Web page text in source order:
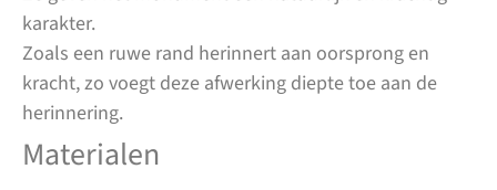
karakter.
Zoals een ruwe rand herinnert aan oorsprong en
kracht, zo voegt deze afwerking diepte toe aan de
herinnering.
Materialen